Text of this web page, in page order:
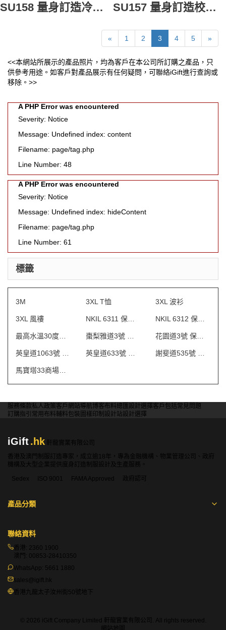
SU158 量身訂造冷背心校服 專造針織背心制服 訂製制服專門店公司 SU157 量身訂造校服 設計校服款式 印製logo校服制服 訂製校服制服公司
« 1 2 3 4 5 »
<<本網站所展示的產品照片，均為客戶在本公司所訂購之產品，只
供參考用途。如客戶對產品展示有任何疑問，可聯絡iGift進行查詢或
移除。>>
A PHP Error was encountered
Severity: Notice
Message: Undefined index: content
Filename: page/tag.php
Line Number: 48
A PHP Error was encountered
Severity: Notice
Message: Undefined index: hideContent
Filename: page/tag.php
Line Number: 61
標籤
3M 3XL T恤 3XL 波衫
3XL 風褸 NKIL 6311 保安制服
服務條款私人政策客戶 網站導航博客布料總匯設計選擇客戶包括常見問題
訂購指引 常用布料輔料包裝 圖樣印制 設計站設計選擇
iGift.hk
軒龍實業有限公司
香港及澳門制服訂造專家，成立逾18年，專為金融機構、物業管理公司、政府
機構及大型企業提供度身訂造制服設計及生產服務。
Sedex
ISO 9001 FAMA Approved 政府認可
產品分類
聯絡資料
香港: 2360 1900
澳門: 00853-28410350
WhatsApp: 5661 1880
sales@igift.hk
香港九龍太子汝州街50號地下
© 2026 iGift Company Limited 軒龍實業有限公司. All rights reserved.
網站地圖